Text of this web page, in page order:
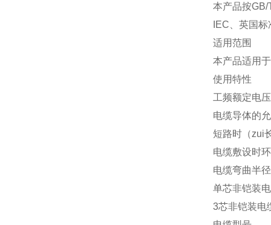
本产品按
IEC、英国
适用范围
本产品适用
使用特性
工频额定电
电缆导体的
短路时（zui
电缆敷设时
电缆弯曲半径
单芯非铠装
3芯非铠装电